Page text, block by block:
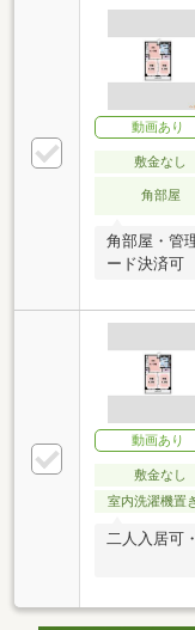
動画あり
敷金なし
角部屋
角部屋・管
ード決済可
動画あり
敷金なし
室内洗濯機置
二人入居可